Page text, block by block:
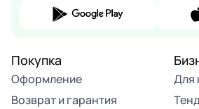
Покупка
Оформление
Возврат и гарантия
Для